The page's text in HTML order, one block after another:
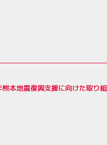
本地震復興支援に向けた取り